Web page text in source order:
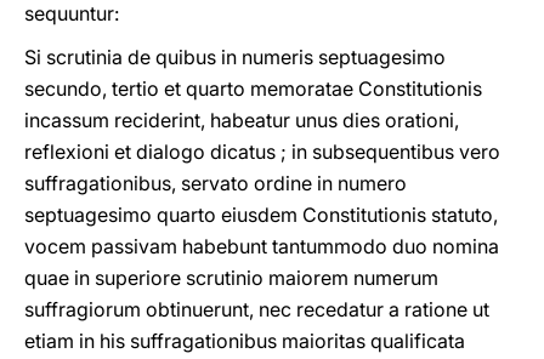
sequuntur:
Si scrutinia de quibus in numeris septuagesimo
secundo, tertio et quarto memoratae Constitutionis
incassum reciderint, habeatur unus dies orationi,
reflexioni et dialogo dicatus ; in subsequentibus vero
suffragationibus, servato ordine in numero
septuagesimo quarto eiusdem Constitutionis statuto,
vocem passivam habebunt tantummodo duo nomina
quae in superiore scrutinio maiorem numerum
suffragiorum obtinuerunt, nec recedatur a ratione ut
etiam in his suffragationibus maioritas qualificata